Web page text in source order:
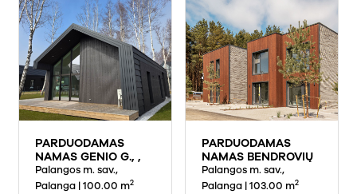
PARDUODAMAS
NAMAS GENIO G., ,
PALANGOJE, 100
KV.M PLOTO, 1
Palangos m. sav.,
Palanga | 100.00 m2
PARDUODAMAS
NAMAS BENDROVIŲ
G., , PALANGOJE, 103
KV.M PLOTO
Palangos m. sav.,
Palanga | 103.00 m2